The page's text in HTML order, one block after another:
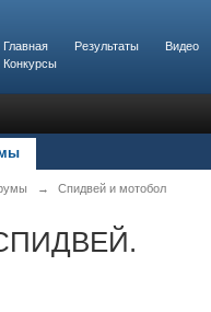
Главная Результаты Видео
Конкурсы
→ Спидвей и мотобол
СПИДВЕЙ.